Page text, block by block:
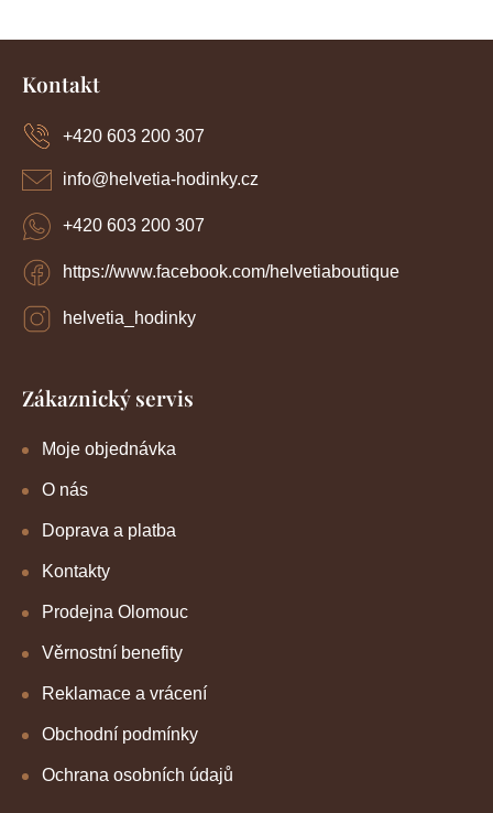
Kontakt
info@helvetia-hodinky.cz
+420 603 200 307
https://www.facebook.com/helvetiaboutique
helvetia_hodinky
+420 603 200 307
Zákaznický servis
Moje objednávka
O nás
Doprava a platba
Kontakty
Prodejna Olomouc
Věrnostní benefity
Reklamace a vrácení
Obchodní podmínky
Ochrana osobních údajů